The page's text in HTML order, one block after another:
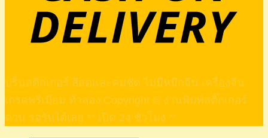
ปริ้นสติกเกอร์ สีสดและคมชัด ไม่มีหมึกจีน เครื่องจีน
เกรดพรีเมียม ท้าลอง Copyright © งานพิมพ์สติ๊กเกอร์
ด่วน รอรับได้เลย ** เปิด 24 ชั่วโมง **